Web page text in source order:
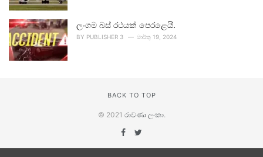
ලංගම බස් රථයක් පෙරළෙයි.
BY PUBLISHER 3 මාර්තු 19, 2024
BACK TO TOP
© 2021 රාවණා ලංකා.